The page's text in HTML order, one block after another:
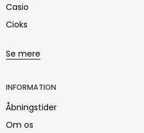
Casio
Cioks
Se mere
INFORMATION
Åbningstider
Om os